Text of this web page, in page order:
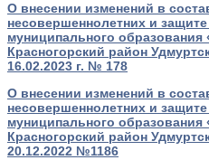
О внесении изменений в
несовершеннолетних и
муниципального
Красногорский район
16.02.2023 г. № 178
О внесении изменений в
несовершеннолетних и
муниципального
Красногорский район
20.12.2022 №1186